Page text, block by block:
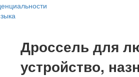
Дроссель для
устройство,